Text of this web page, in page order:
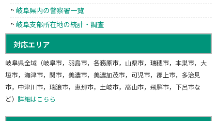
岐阜県内の警察署一覧
岐阜支部所在地の統計・調査
対応エリア
岐阜県全域（岐阜市，羽島市，各務原市，山県市，瑞穂市，本巣市，大
垣市，海津市，関市，美濃市，美濃加茂市，可児市，郡上市，多治見
市，中津川市，瑞浪市，恵那市，土岐市，高山市，飛騨市，下呂市な
ど）詳細はこちら